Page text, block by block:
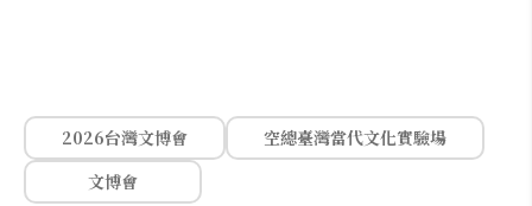
2026台灣文博會
空總臺灣當代文化實驗場
文博會